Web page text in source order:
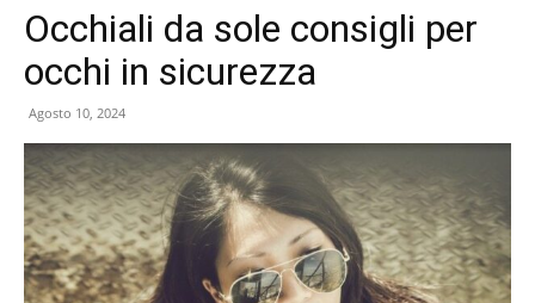
Occhiali da sole consigli per
occhi in sicurezza
Agosto 10, 2024